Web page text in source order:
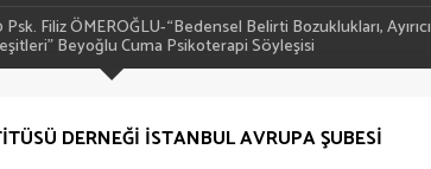
Filiz ÖMEROĞLU-“Bedensel Belirti Bozuklukları, Ayırıcı
Beyoğlu Cuma Psikoterapi Söyleşisi
DERNEĞİ İSTANBUL AVRUPA ŞUBESİ